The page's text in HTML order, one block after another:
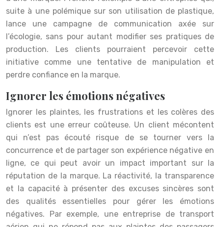
suite à une polémique sur son utilisation de plastique,
lance une campagne de communication axée sur
l’écologie, sans pour autant modifier ses pratiques de
production. Les clients pourraient percevoir cette
initiative comme une tentative de manipulation et
perdre confiance en la marque.
Ignorer les émotions négatives
Ignorer les plaintes, les frustrations et les colères des
clients est une erreur coûteuse. Un client mécontent
qui n’est pas écouté risque de se tourner vers la
concurrence et de partager son expérience négative en
ligne, ce qui peut avoir un impact important sur la
réputation de la marque. La réactivité, la transparence
et la capacité à présenter des excuses sincères sont
des qualités essentielles pour gérer les émotions
négatives. Par exemple, une entreprise de transport